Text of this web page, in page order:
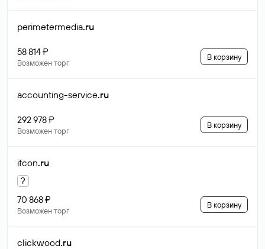
perimetermedia.ru
58 814 ₽
Возможен торг
В корзину
accounting-service.ru
292 978 ₽
Возможен торг
В корзину
ifcon.ru
?
70 868 ₽
Возможен торг
В корзину
clickwood.ru